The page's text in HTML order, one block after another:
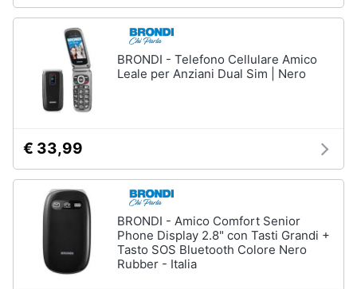
Brico
Giardinaggio
Salute
igiene
Beauty
Prima
BRONDI - Telefono Cellulare Amico
Leale per Anziani Dual Sim | Nero
€ 33,99
BRONDI - Amico Comfort Senior
Phone Display 2.8" con Tasti Grandi +
Tasto SOS Bluetooth Colore Nero
Rubber - Italia